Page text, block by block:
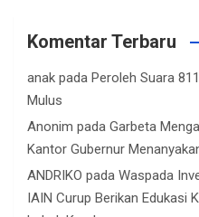
Komentar Terbaru
anak pada Peroleh Suara
Mulus
Anonim pada Garbeta
Kantor Gubernur
ANDRIKO pada Waspada
IAIN Curup Berikan Edukasi